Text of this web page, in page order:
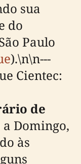
sua
do
Paulo
).\n\n---
Cientec:
de
a Domingo,
às